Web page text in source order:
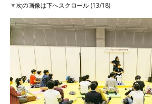
▼次の画像は下へスクロール (13/18)